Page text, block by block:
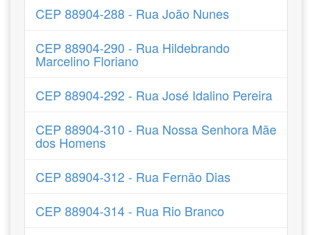
CEP 88904-288 - Rua João Nunes
CEP 88904-290 - Rua Hildebrando
Marcelino Floriano
CEP 88904-292 - Rua José Idalino Pereira
CEP 88904-310 - Rua Nossa Senhora Mãe
dos Homens
CEP 88904-312 - Rua Fernão Dias
CEP 88904-314 - Rua Rio Branco